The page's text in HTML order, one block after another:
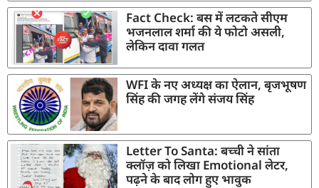
Fact Check: बस में लटकते सीएम
भजनलाल शर्मा की ये फोटो असली,
लेकिन दावा गलत
WFI के नए अध्यक्ष का ऐलान, बृजभूषण
सिंह की जगह लेंगे संजय सिंह
Letter To Santa: बच्ची ने सांता
क्लॉज़ को लिखा Emotional लेटर,
पढ़ने के बाद लोग हुए भावुक